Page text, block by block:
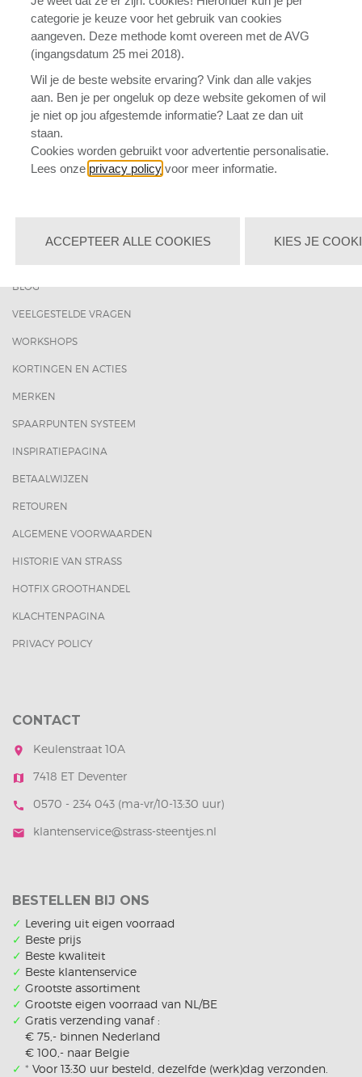
MENU
HOME
PRODUCTEN
KLEUREN/MATEN
BLOG
VEELGESTELDE VRAGEN
WORKSHOPS
KORTINGEN EN ACTIES
MERKEN
SPAARPUNTEN SYSTEEM
INSPIRATIEPAGINA
BETAALWIJZEN
RETOUREN
ALGEMENE VOORWAARDEN
HISTORIE VAN STRASS
HOTFIX GROOTHANDEL
KLACHTENPAGINA
PRIVACY POLICY
CONTACT
room Keulenstraat 10A
map 7418 ET Deventer
call 0570 - 234 043 (ma-vr/10-13:30 uur)
mail klantenservice@strass-steentjes.nl
BESTELLEN BIJ ONS
✓ Levering uit eigen voorraad
✓ Beste prijs
✓ Beste kwaliteit
✓ Beste klantenservice
✓ Grootste assortiment
✓ Grootste eigen voorraad van NL/BE
✓ Gratis verzending vanaf :
€ 75,- binnen Nederland
€ 100,- naar Belgie
✓ * Voor 13:30 uur besteld, dezelfde (werk)dag verzonden.
categorie je keuze voor het gebruik van cookies
aangeven. Deze methode komt overeen met de AVG
(ingangsdatum 25 mei 2018).
Wil je de beste website ervaring? Vink dan alle vakjes
aan. Ben je per ongeluk op deze website gekomen of wil
je niet op jou afgestemde informatie? Laat ze dan uit
staan.
Cookies worden gebruikt voor advertentie personalisatie.
Lees onze privacy policy voor meer informatie.
ACCEPTEER ALLE COOKIES KIES JE